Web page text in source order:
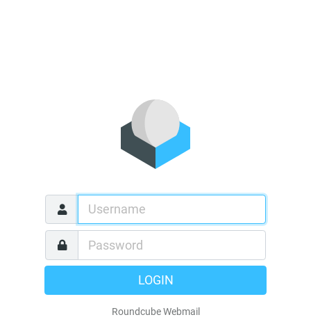
LOGIN
Roundcube Webmail